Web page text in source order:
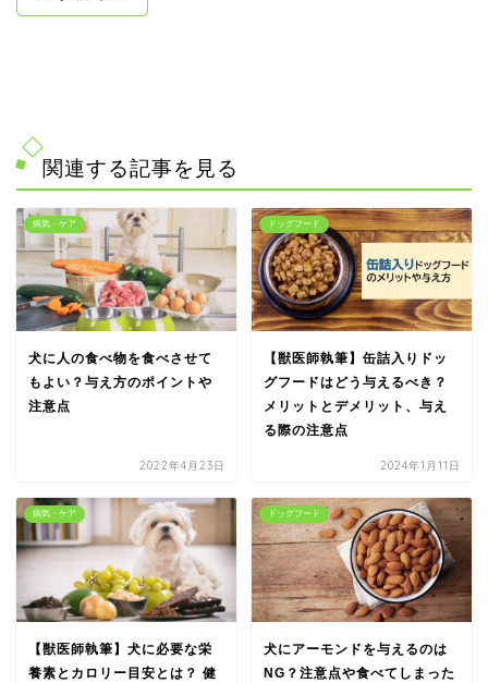
関連する記事を見る
病気・ケア
犬に人の食べ物を食べさせて
もよい？与え方のポイントや
注意点
2022年4月23日
ドッグフード
【獣医師執筆】缶詰入りドッ
グフードはどう与えるべき？
メリットとデメリット、与え
る際の注意点
2024年1月11日
病気・ケア
【獣医師執筆】犬に必要な栄
養素とカロリー目安とは？ 健
ドッグフード
犬にアーモンドを与えるのは
NG？注意点や食べてしまった